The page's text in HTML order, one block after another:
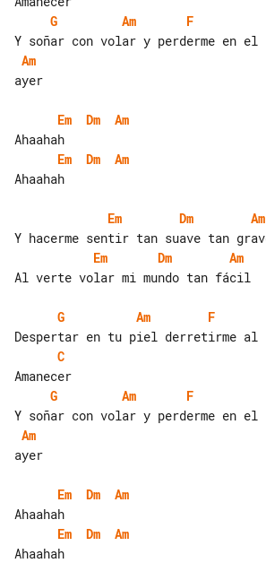
G
Am
F
Am
ayer
Em Dm
Am
Em
Dm
Am
Ahaahah
Em Dm
Am
Em
Dm
Am
Al verte volar mi mundo tan fácil
G Am
F
C
G
Am
F
Am
ayer
Em Dm
Am
Em
Dm
Am
Ahaahah